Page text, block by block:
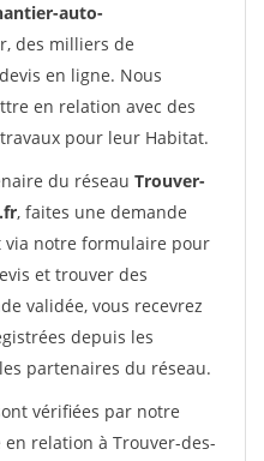
auto-
des milliers de
en ligne. Nous
en relation avec des
pour leur Habitat.
du réseau Trouver-
, faites une demande
via notre formulaire pour
et trouver des
validée, vous recevrez
depuis les
partenaires du réseau.
vérifiées par notre
relation à Trouver-des-